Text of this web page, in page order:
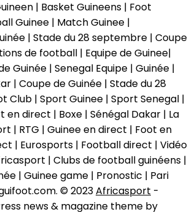
| Basket Guineens | Foot
Guinee | Match Guinee |
| Stade du 28 septembre | Coupe
de football | Equipe de Guinee|
Guinée | Senegal Equipe | Guinée |
| Coupe de Guinée | Stade du 28
Club | Sport Guinee | Sport Senegal |
en direct | Boxe | Sénégal Dakar | La
| RTG | Guinee en direct | Foot en
| Eurosports | Football direct | Vidéo
| Clubs de football guinéens |
| Guinee game | Pronostic | Pari
© 2023Africasport -
news & magazine theme by